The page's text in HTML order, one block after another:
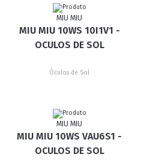
MIU MIU
MIU MIU 10WS 10I1V1 -
OCULOS DE SOL
Óculos de Sol
MIU MIU
MIU MIU 10WS VAU6S1 -
OCULOS DE SOL